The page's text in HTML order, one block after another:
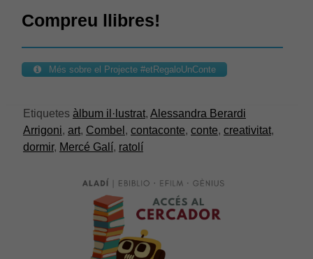
Compreu llibres!
Més sobre el Projecte #etRegaloUnConte
Etiquetes àlbum il·lustrat, Alessandra Berardi
Arrigoni, art, Combel , contaconte, conte, creativitat,
dormir, Mercé Galí, ratolí
per al bon
funcionament
Estadístiques
necessitem
aquestes
cookies.